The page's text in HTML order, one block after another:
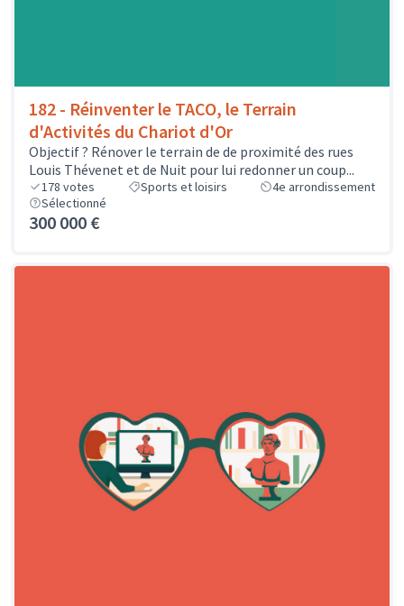
182 - Réinventer le TACO, le Terrain
d'Activités du Chariot d'Or
Objectif ? Rénover le terrain de de proximité des rues
Louis Thévenet et de Nuit pour lui redonner un coup...
178 votes Sports et loisirs
4e arrondissement
Sélectionné
300 000 €